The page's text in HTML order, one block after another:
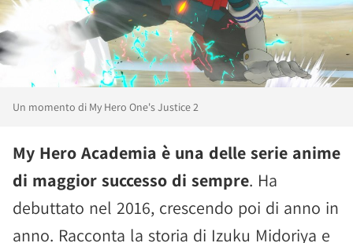
Un momento di My Hero One's Justice 2
My Hero Academia è una delle serie anime
di maggior successo di sempre. Ha
debuttato nel 2016, crescendo poi di anno in
anno. Racconta la storia di Izuku Midoriya e